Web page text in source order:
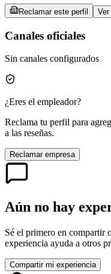
Reclamar este perfil
Canales oficiales
Sin canales configurados
¿Eres el empleador?
Reclama tu perfil para
a las reseñas.
Reclamar empresa
Aún no hay
Sé el primero en compartir
experiencia ayuda a otros
Compartir mi experiencia